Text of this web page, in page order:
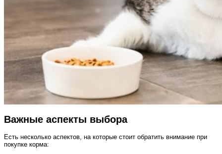
Важные аспекты выбора
Есть несколько аспектов, на которые стоит обратить внимание при
покупке корма: